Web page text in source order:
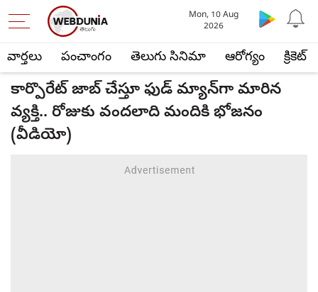
వార్తలు పంచాంగం తెలుగు సినిమా ఆరోగ్యం క్రికెట్
Mon, 10 Aug
2026
కార్పొరేట్ జాబ్ చేస్తూ ఫుడ్ మ్యాన్‌గా మారిన
వ్యక్తి.. రోజుకు వందలాది మందికి భోజనం
(వీడియో)